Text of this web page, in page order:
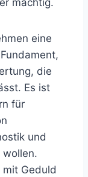
mächtig.
eine
die
Es ist
für
und
wollen.
Geduld